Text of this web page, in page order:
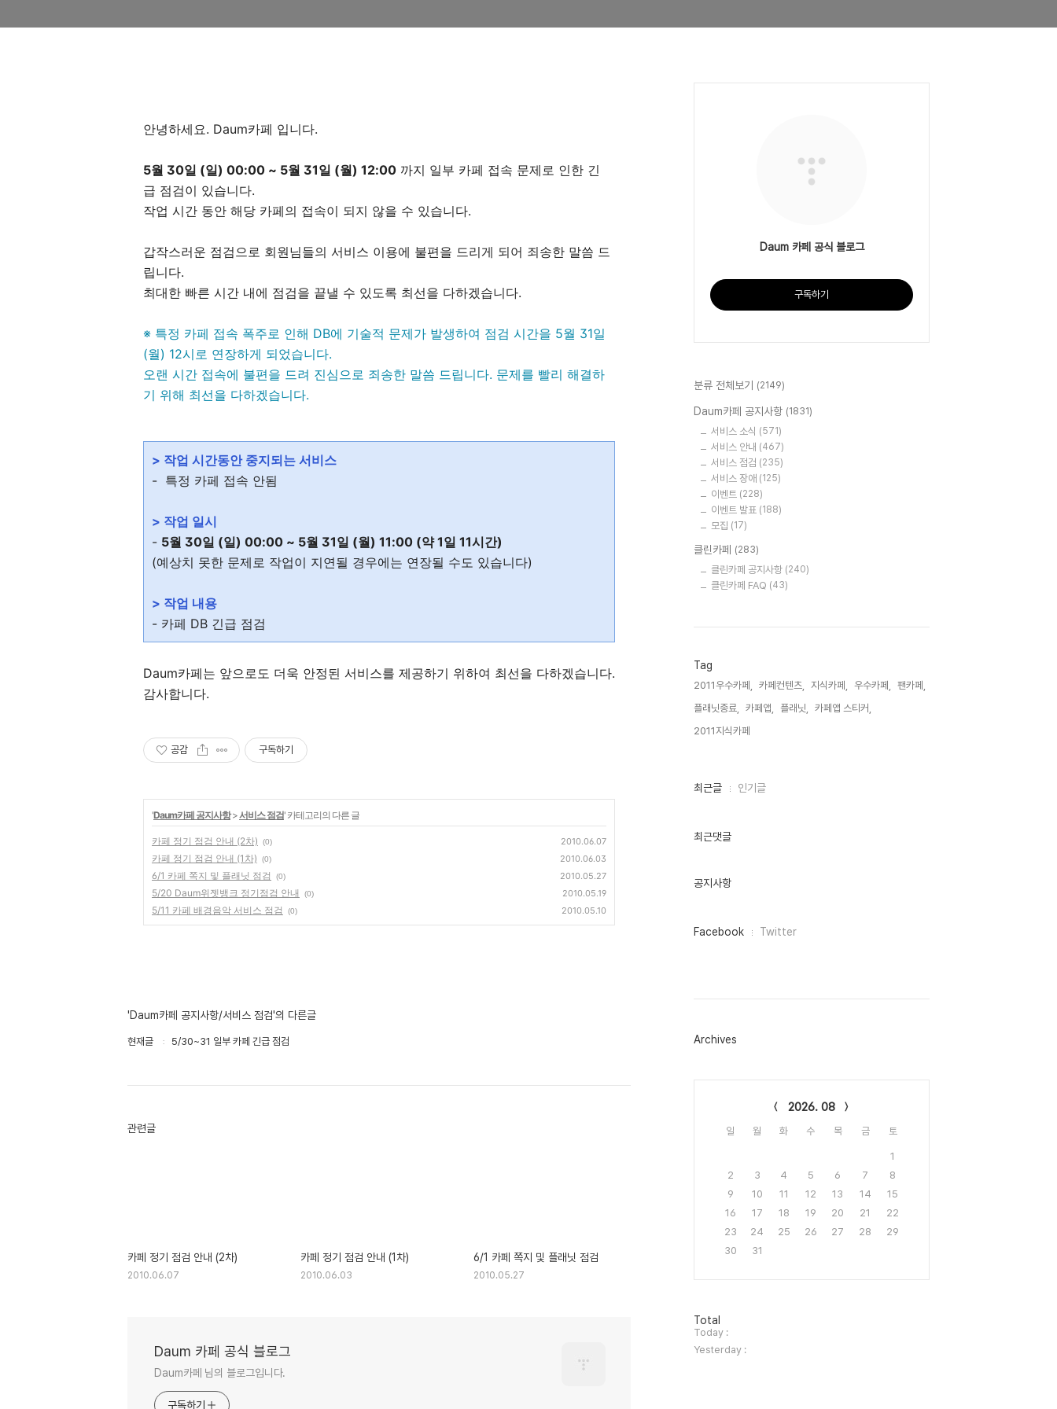
안녕하세요. Daum카페 입니다.
5월 30일 (일) 00:00 ~ 5월 31일 (월) 12:00 까지 일부 카페 접속 문제로 인한 긴
급 점검이 있습니다.
작업 시간 동안 해당 카페의 접속이 되지 않을 수 있습니다.
갑작스러운 점검으로 회원님들의 서비스 이용에 불편을 드리게 되어 죄송한 말씀 드
립니다.
최대한 빠른 시간 내에 점검을 끝낼 수 있도록 최선을 다하겠습니다.
※ 특정 카페 접속 폭주로 인해 DB에 기술적 문제가 발생하여 점검 시간을 5월 31일
(월) 12시로 연장하게 되었습니다.
오랜 시간 접속에 불편을 드려 진심으로 죄송한 말씀 드립니다. 문제를 빨리 해결하
기 위해 최선을 다하겠습니다.
> 작업 시간동안 중지되는 서비스
- 특정 카페 접속 안됨
> 작업 일시
- 5월 30일 (일) 00:00 ~ 5월 31일 (월) 11:00 (약 1일 11시간)
(예상치 못한 문제로 작업이 지연될 경우에는 연장될 수도 있습니다)
> 작업 내용
- 카페 DB 긴급 점검
Daum카페는 앞으로도 더욱 안정된 서비스를 제공하기 위하여 최선을 다하겠습니다.
감사합니다.
공감 구독하기
'Daum카페 공지사항>서비스 점검' 카테고리의 다른 글
카페 정기 점검 안내 (2차) (0) 2010.06.07
카페 정기 점검 안내 (1차) (0) 2010.06.03
6/1 카페 쪽지 및 플래닛 점검 (0) 2010.05.27
5/20 Daum위젯뱅크 정기점검 안내 (0) 2010.05.19
5/11 카페 배경음악 서비스 점검 (0) 2010.05.10
'Daum카페 공지사항/서비스 점검'의 다른글
현재글 5/30~31 일부 카페 긴급 점검
관련글
카페 정기 점검 안내 (2차)
2010.06.07
카페 정기 점검 안내 (1차)
2010.06.03
6/1 카페 쪽지 및 플래닛 점검
2010.05.27
Daum 카페 공식 블로그
Daum카페 님의 블로그입니다.
구독하기
Daum 카페 공식 블로그
구독하기
분류 전체보기 (2149)
Daum카페 공지사항 (1831)
서비스 소식 (571)
서비스 안내 (467)
서비스 점검 (235)
서비스 장애 (125)
이벤트 (228)
이벤트 발표 (188)
모집 (17)
클린카페 (283)
클린카페 공지사항 (240)
클린카페 FAQ (43)
Tag
2011우수카페, 카페컨텐츠, 지식카페, 우수카페,
팬카페,
플래닛종료,
카페앱, 플래닛,
카페앱 스티커,
2011지식카페,
최
인
최근글 인기글
최근댓글
공지사항
페
그
Facebook Twitter
Archives
2026. 08
일 월 화 수 목 금 토
1
2
3 4 5 6 7
8
9
10 11 12 13 14
15
16
17 18 19 20 21
22
23
24 25 26 27 28
29
30
31
방
문
자
수
Total
Today :
Yesterday :